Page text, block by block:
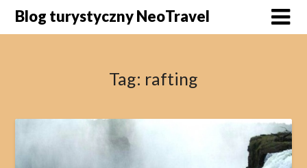
SkipBlog turystyczny NeoTravel
Tag: rafting